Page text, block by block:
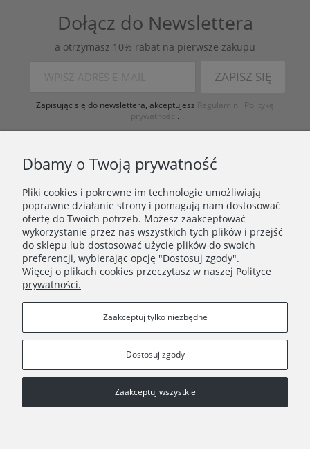
Dołącz do Newslettera
a otrzymasz 10% rabat na pierwsze zakupu
ZAPISZ SIĘ
Zapisując się do newslettera, akceptujesz Regulamin i Politykę
prywatności.
ZAKUPY
PORADNIK
INFORMACJE
Copyright © 2021 Wielocha
Dbamy o Twoją prywatność
Pliki cookies i pokrewne im technologie umożliwiają
poprawne działanie strony i pomagają nam dostosować
ofertę do Twoich potrzeb. Możesz zaakceptować
wykorzystanie przez nas wszystkich tych plików i przejść
do sklepu lub dostosować użycie plików do swoich
preferencji, wybierając opcję "Dostosuj zgody".
Więcej o plikach cookies przeczytasz w naszej Polityce
prywatności.
Zaakceptuj tylko niezbędne
Dostosuj zgody
Zaakceptuj wszystkie